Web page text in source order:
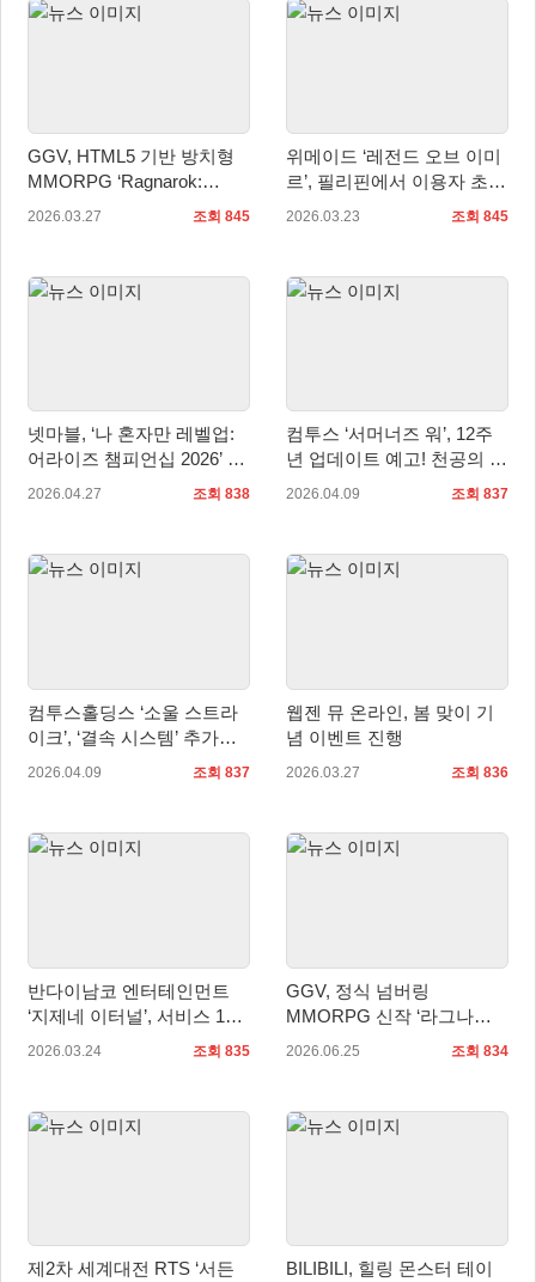
GGV, HTML5 기반 방치형
MMORPG ‘Ragnarok:
Twilight’ 동남아시아 지역 정
2026.03.27 조회 845
위메이드 ‘레전드 오브 이미
르’, 필리핀에서 이용자 초청
행사 ‘파트너스 데이’ 개최
2026.03.23 조회 845
넷마블, ‘나 혼자만 레벨업:
어라이즈 챔피언십 2026’ 성
료… 2주년 대규모 업데이트
2026.04.27 조회 838
컴투스 ‘서머너즈 워’, 12주
년 업데이트 예고! 천공의 섬
에 축제 무대 열린다
2026.04.09 조회 837
컴투스홀딩스 ‘소울 스트라
이크’, ‘결속 시스템’ 추가…
성장 재미 강화
2026.04.09 조회 837
웹젠 뮤 온라인, 봄 맞이 기
념 이벤트 진행
2026.03.27 조회 836
반다이남코 엔터테인먼트
‘지제네 이터널’, 서비스 1주
년 앞두고 생방송 진행
2026.03.24 조회 835
GGV, 정식 넘버링
MMORPG 신작 ‘라그나로
크3’ 대만·홍콩·마카오 지역
2026.06.25 조회 834
제2차 세계대전 RTS ‘서든
BILIBILI, 힐링 몬스터 테이